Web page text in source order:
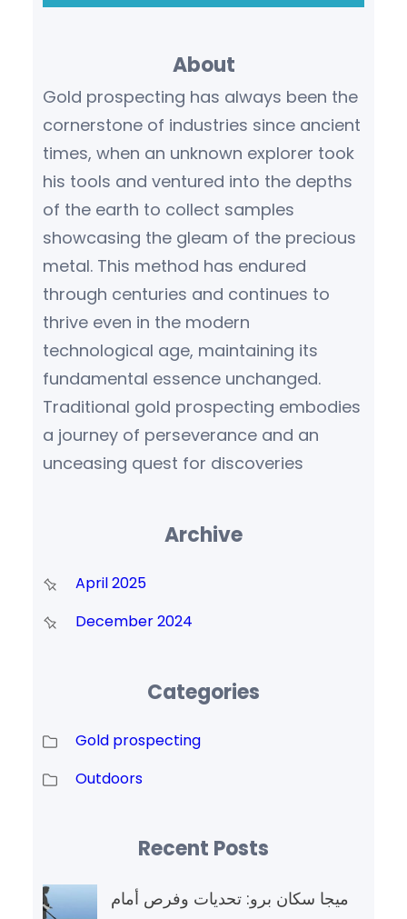
About
Gold prospecting has always been the
cornerstone of industries since ancient
times, when an unknown explorer took
his tools and ventured into the depths
of the earth to collect samples
showcasing the gleam of the precious
metal. This method has endured
through centuries and continues to
thrive even in the modern
technological age, maintaining its
fundamental essence unchanged.
Traditional gold prospecting embodies
a journey of perseverance and an
unceasing quest for discoveries
Archive
April 2025
December 2024
Categories
Gold prospecting
Outdoors
Recent Posts
ميجا سكان برو: تحديات وفرص أمام